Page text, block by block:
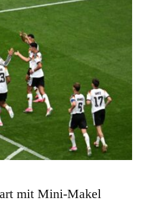
mit Mini-Makel